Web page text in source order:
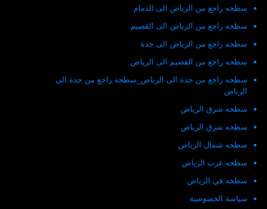
سطحه راجع من الرياض الى الدمام
سطحه راجع من الرياض الى القصيم
سطحه راجع من الرياض الى جدة
سطحه راجع من القصيم الى الرياض
سطحه راجع من جدة الى الرياض_سطحة راجع من جدة الى
الرياض
سطحه شرق الرياض
سطحه شرق الرياض
سطحه شمال الرياض
سطحه غرب الرياض
سطحه في الرياض
سياسة الخصوصية